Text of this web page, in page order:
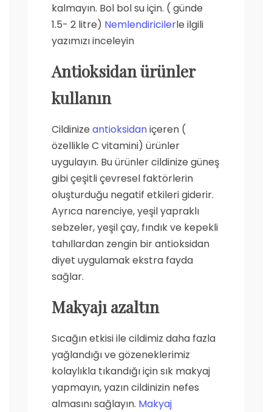
kalmayın. Bol bol su için. ( günde
1.5- 2 litre) Nemlendiricilerle ilgili
yazımızı inceleyin
Antioksidan ürünler
kullanın
Cildinize antioksidaniçeren (
özellikle C vitamini) ürünler
uygulayın. Bu ürünler cildinize güneş
gibi çeşitli çevresel faktörlerin
oluşturduğu negatif etkileri giderir.
Ayrıca narenciye, yeşil yapraklı
sebzeler, yeşil çay, fındık ve kepekli
tahıllardan zengin bir antioksidan
diyet uygulamak ekstra fayda
sağlar.
Makyajı azaltın
Sıcağın etkisi ile cildimiz daha fazla
yağlandığı ve gözeneklerimiz
kolaylıkla tıkandığı için sık makyaj
yapmayın, yazın cildinizin nefes
almasını sağlayın. Makyaj